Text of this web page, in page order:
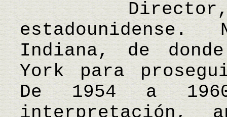
Director,
Indiana, de
York para
De 1954 a
interpretación,